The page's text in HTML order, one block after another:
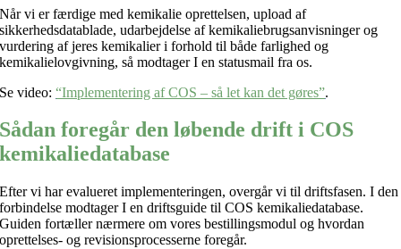
Når vi er færdige med kemikalie oprettelsen, upload af
sikkerhedsdatablade, udarbejdelse af kemikaliebrugsanvisninger og
vurdering af jeres kemikalier i forhold til både farlighed og
kemikalielovgivning, så modtager I en statusmail fra os.
Se video:“Implementering af COS – så let kan det gøres”.
Sådan foregår den løbende drift i COS
kemikaliedatabase
Efter vi har evalueret implementeringen, overgår vi til driftsfasen. I den
forbindelse modtager I en driftsguide til COS kemikaliedatabase.
Guiden fortæller nærmere om vores bestillingsmodul og hvordan
oprettelses- og revisionsprocesserne foregår.